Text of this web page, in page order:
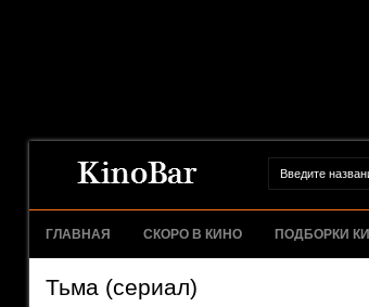
ГЛАВНАЯ СКОРО В КИНО ПОДБОРКИ
Тьма (сериал)